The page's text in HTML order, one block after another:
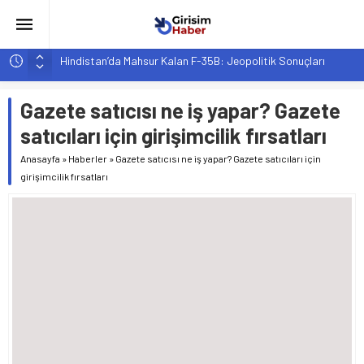
Hindistan’da Mahsur Kalan F-35B: Jeopolitik Sonuçları
Yapay Zeka Destekli Asistanlar: Elon Musk’tan Romantik Bir
Hamle mi?
Girişimcilik ve Yaşam Tarzı: Şehir Değişiminin Nedenleri ve
Etkileri
YZ ile Tüketici Girişimciliği: Yeni Sosyal Bağlantılar
Gazete satıcısı ne iş yapar? Gazete
satıcıları için girişimcilik fırsatları
Anasayfa » Haberler » Gazete satıcısı ne iş yapar? Gazete satıcıları için
girişimcilik fırsatları